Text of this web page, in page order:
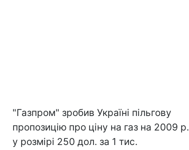
"Газпром" зробив Україні пільгову
пропозицію про ціну на газ на 2009 р.
у розмірі 250 дол. за 1 тис.